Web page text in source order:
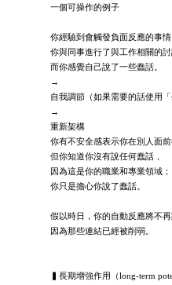
一個可操作的例子
你經驗到會觸發負面反應的事情
你與同事進行了與工作相關的討
而你感覺自己說了一些蠢話。
→
自我調節（如果需要的話使用「
→
重新架構
你有不安全感表示你在別人面前
但你知道你沒有說任何蠢話，
因為這是你的職業和專業領域；
你只是擔心你說了蠢話。
假以時日，你的自動反應將不再
因為那些連結已經被削弱。
▍長期增強作用（long-term